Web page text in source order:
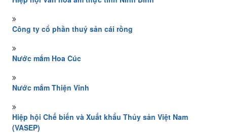
Công ty cổ phần thuỷ sản cái rồng
Nước mắm Hoa Cúc
Nước mắm Thiện Vinh
Hiệp hội Chế biến và Xuất khẩu Thủy sản Việt Nam
(VASEP)